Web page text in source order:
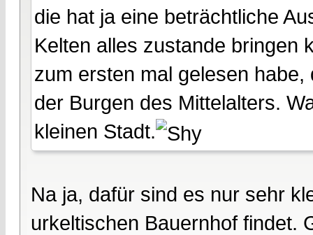
die hat ja eine beträchtliche
Kelten alles zustande bringen
zum ersten mal gelesen
der Burgen des Mittelalters.
kleinen Stadt.
Na ja, dafür sind es nur sehr
urkeltischen Bauernhof findet.